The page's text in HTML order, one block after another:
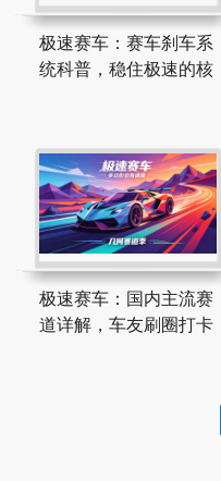
极速赛车：赛车刹车系
统科普，稳住极速的核
极速赛车：国内主流赛
道详解，车友刷圈打卡